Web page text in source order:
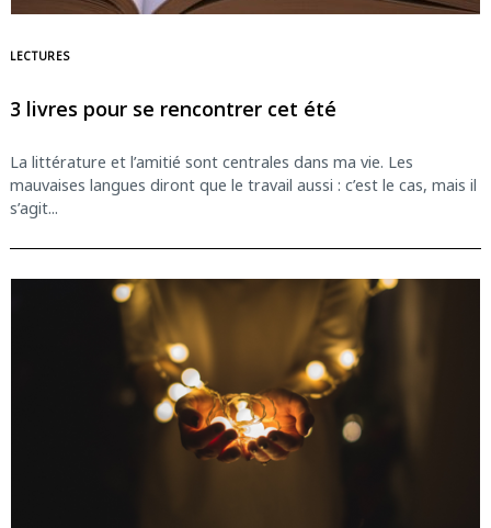
LECTURES
3 livres pour se rencontrer cet été
La littérature et l’amitié sont centrales dans ma vie. Les
mauvaises langues diront que le travail aussi : c’est le cas, mais il
s’agit...